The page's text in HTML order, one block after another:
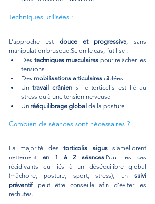
Techniques utilisées :
L’approche est douce et progressive, sans
manipulation brusque.Selon le cas, j’utilise :
Des techniques musculaires pour relâcher les
tensions
Des mobilisations articulaires ciblées
Un travail crânien si le torticolis est lié au
stress ou à une tension nerveuse
Un rééquilibrage global de la posture
Combien de séances sont nécessaires ?
La majorité des torticolis aigus s’améliorent
nettement en 1 à 2 séances.Pour les cas
récidivants ou liés à un déséquilibre global
(mâchoire, posture, sport, stress), un suivi
préventif peut être conseillé afin d’éviter les
rechutes.